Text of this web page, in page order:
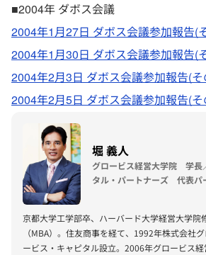
■2004年 ダボス会議
2004年1月27日 ダボス会議参加報告(
2004年1月30日 ダボス会議参加報告(
2004年2月3日 ダボス会議参加報告(そ
2004年2月5日 ダボス会議参加報告(そ
堀 義人
グロービス経営大学院 学長
タル・パートナーズ 代表パ
京都大学工学部卒、ハーバード大学経営大学院
（MBA）。住友商事を経て、1992年株式会社
ービス・キャピタル設立。2006年グロービス経